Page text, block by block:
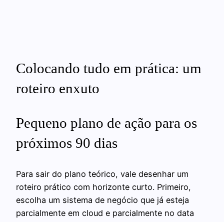
Colocando tudo em prática: um
roteiro enxuto
Pequeno plano de ação para os
próximos 90 dias
Para sair do plano teórico, vale desenhar um
roteiro prático com horizonte curto. Primeiro,
escolha um sistema de negócio que já esteja
parcialmente em cloud e parcialmente no data